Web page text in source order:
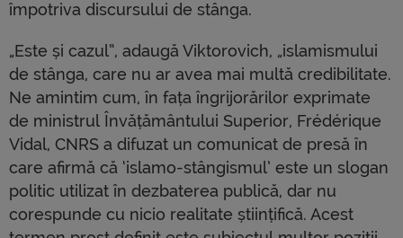
împotriva discursului de stânga.
„Este și cazul”, adaugă Viktorovich, „islamismului
de stânga, care nu ar avea mai multă credibilitate.
Ne amintim cum, în fața îngrijorărilor exprimate
de ministrul Învățământului Superior, Frédérique
Vidal, CNRS a difuzat un comunicat de presă în
care afirmă că ‘islamo-stângismul’ este un slogan
politic utilizat în dezbaterea publică, dar nu
corespunde cu nicio realitate științifică. Acest